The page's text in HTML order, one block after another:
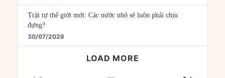
Trật tự thế giới mới: Các nước nhỏ sẽ luôn phải chịu
đựng?
30/07/2026
LOAD MORE